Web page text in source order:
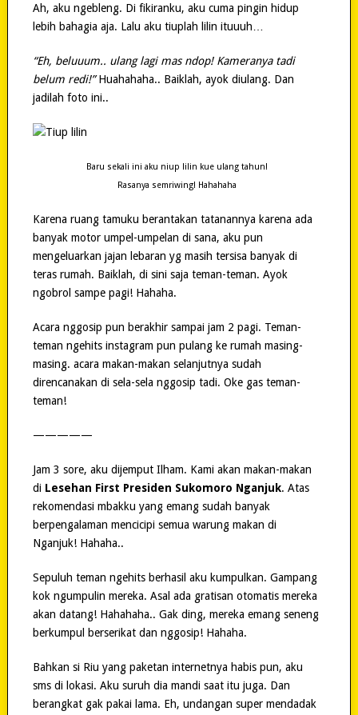
Ah, aku ngebleng. Di fikiranku, aku cuma pingin hidup
lebih bahagia aja. Lalu aku tiuplah lilin ituuuh…
“Eh, beluuum.. ulang lagi mas ndop! Kameranya tadi
belum redi!”Huahahaha.. Baiklah, ayok diulang. Dan
jadilah foto ini..
Baru sekali ini aku niup lilin kue ulang tahun!
Rasanya semriwing! Hahahaha
Karena ruang tamuku berantakan tatanannya karena ada
banyak motor umpel-umpelan di sana, aku pun
mengeluarkan jajan lebaran yg masih tersisa banyak di
teras rumah. Baiklah, di sini saja teman-teman. Ayok
ngobrol sampe pagi! Hahaha.
Acara nggosip pun berakhir sampai jam 2 pagi. Teman-
teman ngehits instagram pun pulang ke rumah masing-
masing. acara makan-makan selanjutnya sudah
direncanakan di sela-sela nggosip tadi. Oke gas teman-
teman!
—————
Jam 3 sore, aku dijemput Ilham. Kami akan makan-makan
di Lesehan First Presiden Sukomoro Nganjuk. Atas
rekomendasi mbakku yang emang sudah banyak
berpengalaman mencicipi semua warung makan di
Nganjuk! Hahaha..
Sepuluh teman ngehits berhasil aku kumpulkan. Gampang
kok ngumpulin mereka. Asal ada gratisan otomatis mereka
akan datang! Hahahaha.. Gak ding, mereka emang seneng
berkumpul berserikat dan nggosip! Hahaha.
Bahkan si Riu yang paketan internetnya habis pun, aku
sms di lokasi. Aku suruh dia mandi saat itu juga. Dan
berangkat gak pakai lama. Eh, undangan super mendadak